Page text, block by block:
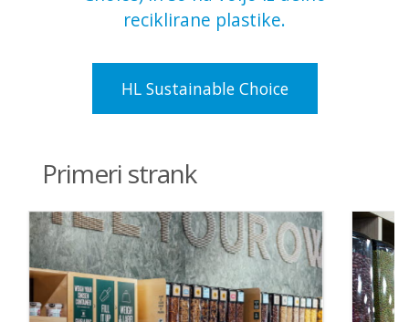
reciklirane plastike.
HL Sustainable Choice
Primeri strank